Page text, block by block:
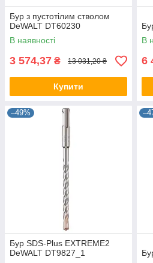
Бур з пустотілим стволом
DeWALT DT60230
В наявності
3 574,37 ₴ 13 031,20 ₴
Купити
В
6
–49%
Бур SDS-Plus EXTREME2
DeWALT DT9827_1